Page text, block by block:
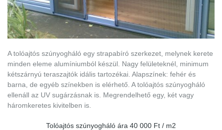
A tolóajtós szúnyogháló egy strapabíró szerkezet, melynek kerete
minden eleme alumíniumból készül. Nagy felületeknél, minimum
kétszárnyú teraszajtók idális tartozékai. Alapszínek: fehér és
barna, de egyéb színekben is elérhető. A tolóajtós szúnyogháló
ellenáll az UV sugárzásnak is. Megrendelhető egy, két vagy
háromkeretes kivitelben is.
Tolóajtós szúnyogháló ára 40 000 Ft / m2